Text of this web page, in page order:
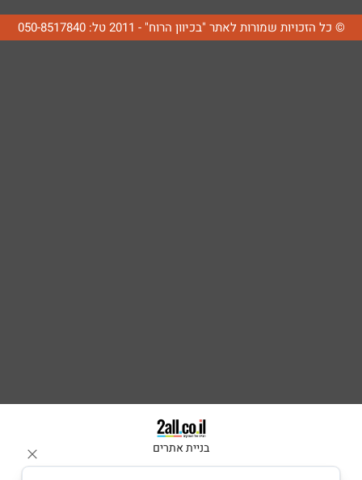
© כל הזכויות שמורות לאתר "בכיוון הרוח" - 2011 טל: 050-8517840
בניית אתרים